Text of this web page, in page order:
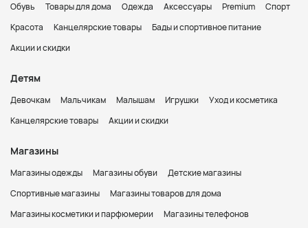
Обувь Товары для дома Одежда Аксессуары Premium
Спорт
Красота
Канцелярские товары
Бады и спортивное питание
Акции и скидки
Детям
Девочкам Мальчикам Малышам Игрушки
Уход и косметика
Канцелярские товары
Акции и скидки
Магазины
Магазины одежды Магазины обуви
Детские магазины
Спортивные магазины
Магазины товаров для дома
Магазины косметики и парфюмерии
Магазины телефонов